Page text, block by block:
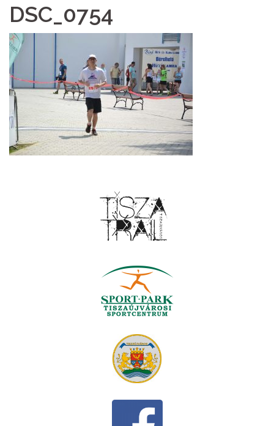
DSC_0754